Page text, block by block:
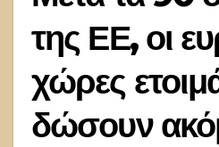
της ΕΕ, οι
χώρες
δώσουν